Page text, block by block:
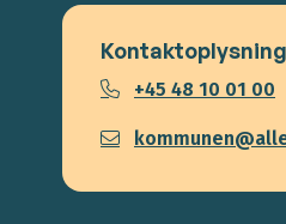
+45 48 10 01 00